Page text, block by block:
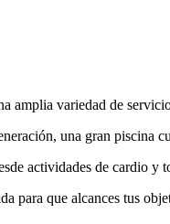
amplia variedad de
una gran piscina
actividades de cardio
para que alcances tus